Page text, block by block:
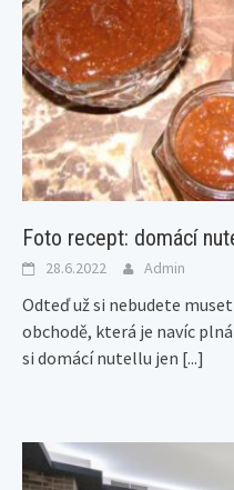
Foto recept: domácí
28.6.2022 Admin
Odteď už si nebudete
obchodě, která je navíc
si domácí nutellu jen [...]